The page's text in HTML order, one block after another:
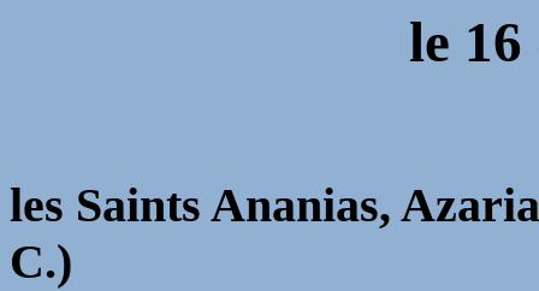
le 16
les Saints Ananias,
C.)